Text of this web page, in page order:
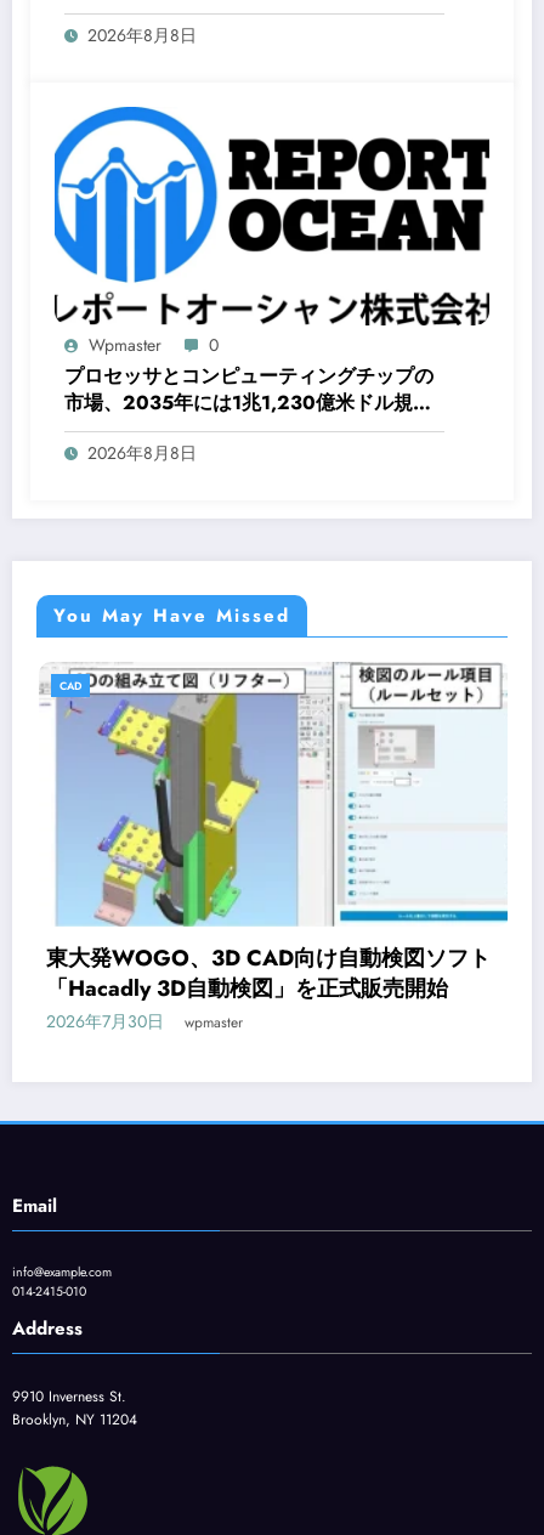
2026年8月8日
Wpmaster 0
プロセッサとコンピューティングチップの
市場、2035年には1兆1,230億米ドル規模
へ成長予測
2026年8月8日
You May Have Missed
CAD
オンライン研修サービス「Workschool」に
CAD入門コースが新登場
Email
014-2415-010
Address
9910 Inverness St.